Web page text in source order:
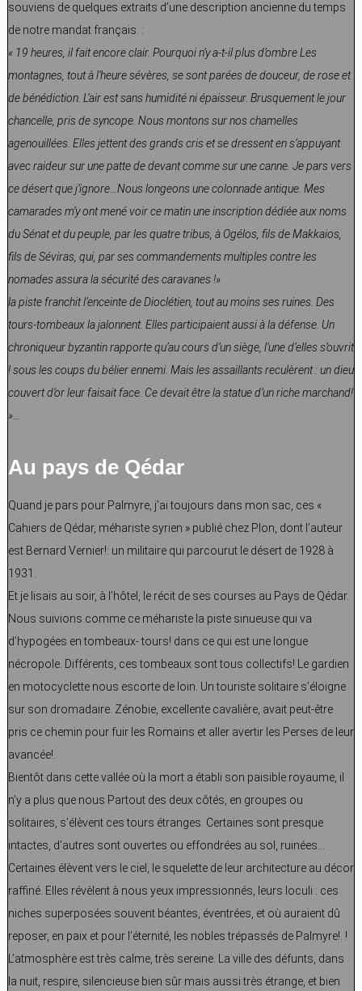
souviens de quelques extraits d’une description ancienne du temps
de notre mandat français. :
« 19 heures, il fait encore clair. Pourquoi n’y a-t-il plus d’ombre Les
montagnes, tout à l’heure sévères, se sont parées de douceur, de rose et
de bénédiction. L’air est sans humidité ni épaisseur. Brusquement le jour
chancelle, pris de syncope. Nous montons sur nos chamelles
agenouillées. Elles jettent des grands cris et se dressent en s’appuyant
avec raideur sur une patte de devant comme sur une canne. Je pars vers
ce désert que j’ignore…Nous longeons une colonnade antique. Mes
camarades m’y ont mené voir ce matin une inscription dédiée aux noms
du Sénat et du peuple, par les quatre tribus, à Ogélos, fils de Makkaios,
fils de Séviras, qui, par ses commandements multiples contre les
nomades assura la sécurité des caravanes !»
la piste franchit l’enceinte de Dioclétien, tout au moins ses ruines. Des
tours-tombeaux la jalonnent. Elles participaient aussi à la défense. Un
chroniqueur byzantin rapporte qu’au cours d’un siège, l’une d’elles s’ouvrit
! sous les coups du bélier ennemi. Mais les assaillants reculèrent : un dieu
couvert d’or leur faisait face. Ce devait être la statue d’un riche marchand!
»…
Au pays de Qédar
Quand je pars pour Palmyre, j’ai toujours dans mon sac, ces «
Cahiers de Qédar, méhariste syrien » publié chez Plon, dont l’auteur
est Bernard Vernier!: un militaire qui parcourut le désert de 1928 à
1931.
Et je lisais au soir, à l’hôtel, le récit de ses courses au Pays de Qédar.
Nous suivions comme ce méhariste la piste sinueuse qui va
d’hypogées en tombeaux- tours! dans ce qui est une longue
nécropole. Différents, ces tombeaux sont tous collectifs! Le gardien
en motocyclette nous escorte de loin. Un touriste solitaire s’éloigne
sur son dromadaire. Zénobie, excellente cavalière, avait peut-être
pris ce chemin pour fuir les Romains et aller avertir les Perses de leur
avancée!.
Bientôt dans cette vallée où la mort a établi son paisible royaume, il
n’y a plus que nous Partout des deux côtés, en groupes ou
solitaires, s’élèvent ces tours étranges. Certaines sont presque
intactes, d’autres sont ouvertes ou effondrées au sol, ruinées…
Certaines élèvent vers le ciel, le squelette de leur architecture au décor
raffiné. Elles révèlent à nous yeux impressionnés, leurs loculi : ces
niches superposées souvent béantes, éventrées, et où auraient dû
reposer, en paix et pour l’éternité, les nobles trépassés de Palmyre!. !
L’atmosphère est très calme, très sereine. La ville des défunts, dans
la nuit, respire, silencieuse bien sûr mais aussi très étrange, et bien